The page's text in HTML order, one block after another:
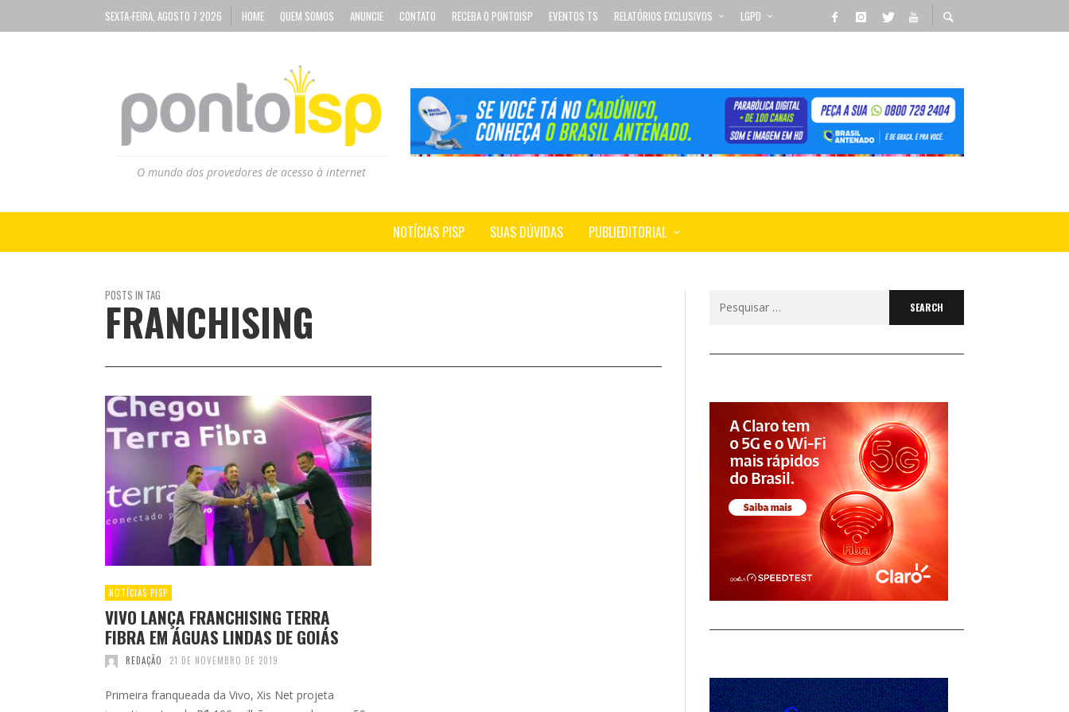
SEXTA-FEIRA, AGOSTO 7 2026 HOME QUEM SOMOS ANUNCIE CONTATO RECEBA O PONTOISP EVENTOS TS RELATÓRIOS EXCLUSIVOS LGPD
O mundo dos provedores de acesso à internet
NOTÍCIAS PISP SUAS DÚVIDAS PUBLIEDITORIAL
POSTS IN TAG
FRANCHISING
NOTÍCIAS PISP
VIVO LANÇA FRANCHISING TERRA
FIBRA EM ÁGUAS LINDAS DE GOIÁS
REDAÇÃO 21 DE NOVEMBRO DE 2019
Primeira franqueada da Vivo, Xis Net projeta